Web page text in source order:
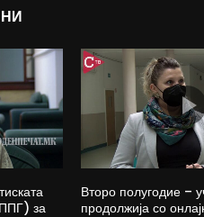
за
Второ полугодие –
продолжија со